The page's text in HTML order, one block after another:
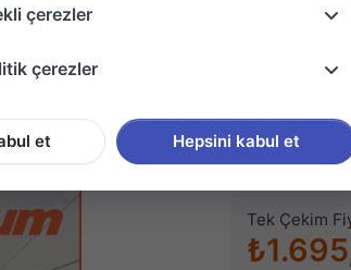
BLUM
Stok kodu
Tek Çekim
çerezler
çerezler
et Hepsini kabul et